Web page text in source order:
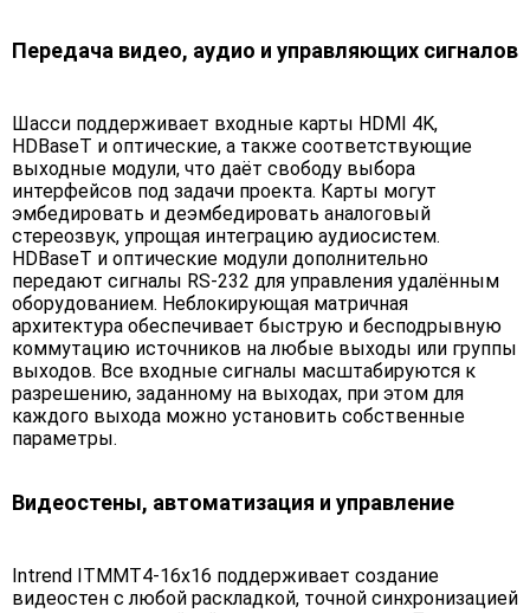
Передача видео, аудио и управляющих сигналов
Шасси поддерживает входные карты HDMI 4K,
HDBaseT и оптические, а также соответствующие
выходные модули, что даёт свободу выбора
интерфейсов под задачи проекта. Карты могут
эмбедировать и деэмбедировать аналоговый
стереозвук, упрощая интеграцию аудиосистем.
HDBaseT и оптические модули дополнительно
передают сигналы RS-232 для управления удалённым
оборудованием. Неблокирующая матричная
архитектура обеспечивает быструю и бесподрывную
коммутацию источников на любые выходы или группы
выходов. Все входные сигналы масштабируются к
разрешению, заданному на выходах, при этом для
каждого выхода можно установить собственные
параметры.
Видеостены, автоматизация и управление
Intrend ITMMT4-16x16 поддерживает создание
видеостен с любой раскладкой, точной синхронизацией